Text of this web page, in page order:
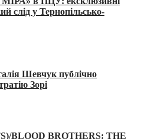
слід у Тернопільсько-
Шевчук публічно
Зорі
BLOOD BROTHERS: THE